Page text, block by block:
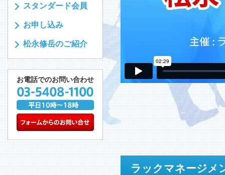
スタンダード会員
お申し込み
松永修岳のご紹介
お電話でのお問い合わせ
ラックマネージメ